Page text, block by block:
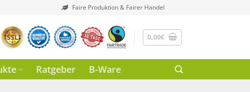
Faire Produktion & Fairer Handel
0,00€
Ratgeber B-Ware